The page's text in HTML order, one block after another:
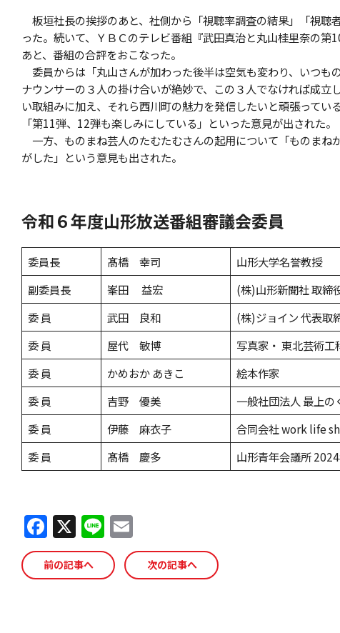
板垣社長の挨拶のあと、社側から「視聴率調査の結果」「視聴
った。続いて、ＹＢＣのテレビ番組『武田真治と丸山桂里奈の
あと、番組の合評をおこなった。
委員からは「丸山さんが加わった後半は空気も変わり、いつも
ナウンサーの３人の掛け合いが絶妙で、この３人でなければ成
い取組みに加え、それら西川町の魅力を発信したいと頑張ってい
「第11弾、12弾も楽しみにしている」といった意見が出された。
一方、ものまね芸人のたむたむさんの起用について「ものまね
がした」という意見も出された。
令和６年度山形放送番組審議会委員
委員長 髙橋 幸司
山形大学名誉教授
副委員長
峯田 益宏
(株)山形新聞社 取締
委 員
武田 良和
(株)ジョイン 代表取
委 員
屋代 敏博
写真家・ 東北芸術
委 員
かめおか あきこ
絵本作家
委 員
吉野 優美
一般社団法人 最上の
委 員
伊藤 麻衣子
合同会社 work life
委 員
髙橋 慶多 山形青年会議所
F
a
c
X Li
n
e
m
ai
前の記事へ 次の記事へ